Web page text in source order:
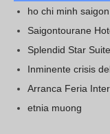
ho chi minh saigon
Saigontourane
Splendid Star
Inminente crisis
Arranca Feria
etnia muong